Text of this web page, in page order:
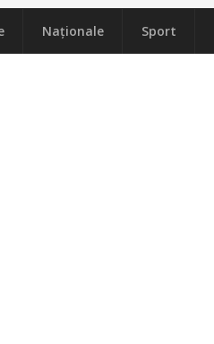
Naţionale Sport